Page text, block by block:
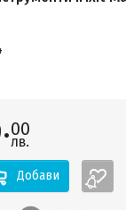
00
лв.
Добави